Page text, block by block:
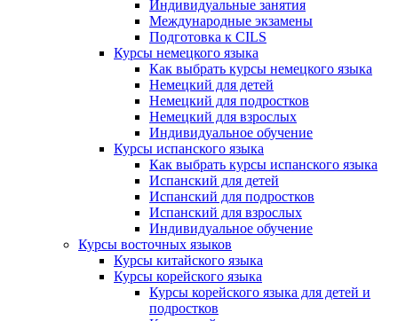
Индивидуальные занятия
Международные экзамены
Подготовка к CILS
Курсы немецкого языка
Как выбрать курсы немецкого языка
Немецкий для детей
Немецкий для подростков
Немецкий для взрослых
Индивидуальное обучение
Курсы испанского языка
Как выбрать курсы испанского языка
Испанский для детей
Испанский для подростков
Испанский для взрослых
Индивидуальное обучение
Курсы восточных языков
Курсы китайского языка
Курсы корейского языка
Курсы корейского языка для детей и
подростков